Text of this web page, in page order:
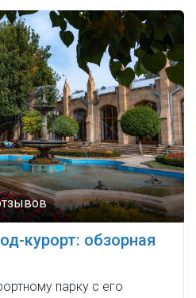
курорт: обзорная
парку с его